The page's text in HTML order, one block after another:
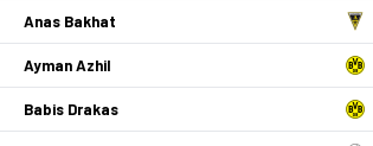
Anas Bakhat
Ayman Azhil
Babis Drakas